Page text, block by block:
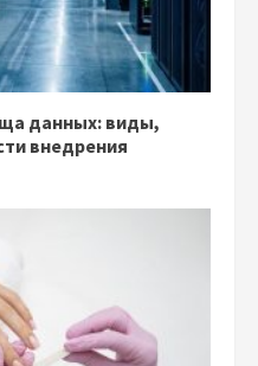
данных: виды,
внедрения